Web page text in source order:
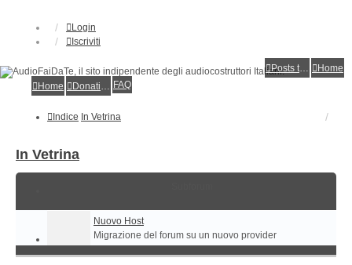
Login
Iscriviti
Posts toplist
Home
Home
Donations FAQ
Indice In Vetrina
In Vetrina
Nuovo Host
Migrazione del forum su un nuovo provider